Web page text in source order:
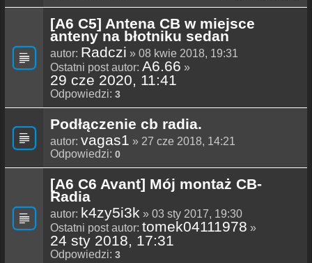
[A6 C5] Antena CB w miejsce
anteny na błotniku sedan
autor: Radczi » 08 kwie 2018, 19:31
Ostatni post autor: A6.66 »
29 cze 2020, 11:41
Odpowiedzi: 3
Podłączenie cb radia.
autor: vagas1 » 27 cze 2018, 14:21
Odpowiedzi: 0
[A6 C6 Avant] Mój montaż CB-
Radia
autor: k4zy5i3k » 03 sty 2017, 19:30
Ostatni post autor: tomek04111978 »
24 sty 2018, 17:31
Odpowiedzi: 3